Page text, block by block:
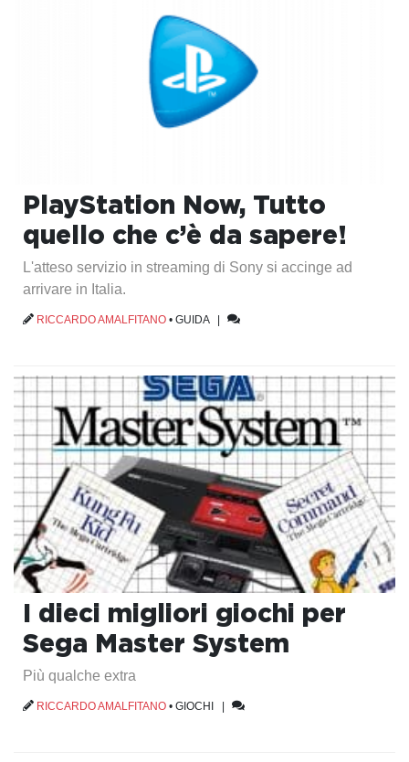
PlayStation Now, Tutto
quello che c’è da sapere!
L'atteso servizio in streaming di Sony si accinge ad
arrivare in Italia.
RICCARDO AMALFITANO • GUIDA|
I dieci migliori giochi per
Sega Master System
Più qualche extra
RICCARDO AMALFITANO • GIOCHI |